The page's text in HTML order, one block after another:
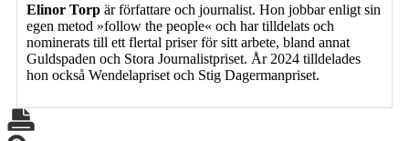
Elinor Torp är författare och journalist. Hon jobbar enligt sin
egen metod »follow the people« och har tilldelats och
nominerats till ett flertal priser för sitt arbete, bland annat
Guldspaden och Stora Journalistpriset. År 2024 tilldelades
hon också Wendelapriset och Stig Dagermanpriset.